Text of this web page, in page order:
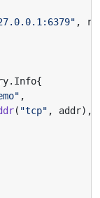
,
. Info{
,
( "tcp" , addr),